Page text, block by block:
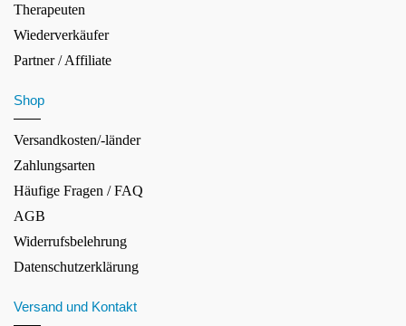
Therapeuten
Wiederverkäufer
Partner / Affiliate
Shop
Versandkosten/-länder
Zahlungsarten
Häufige Fragen / FAQ
AGB
Widerrufsbelehrung
Datenschutzerklärung
Versand und Kontakt